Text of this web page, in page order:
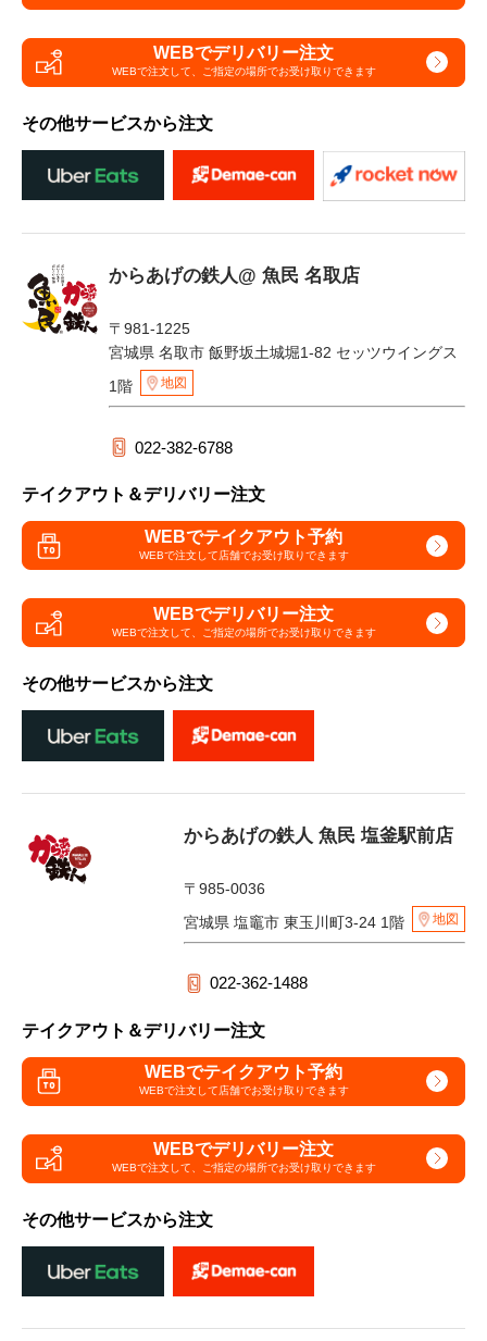
WEBでデリバリー注文
WEBで注文して、 ご指定の場所でお受け取りできます
その他サービスから注文
からあげの鉄人@ 魚民 名取店
〒981-1225
宮城県 名取市 飯野坂土城堀1-82 セッツウイングス
1階
地図
022-382-6788
テイクアウト＆デリバリー注文
WEBでテイクアウト予約
WEBで注文して店舗でお受け取りできます
WEBでデリバリー注文
WEBで注文して、 ご指定の場所でお受け取りできます
その他サービスから注文
からあげの鉄人 魚民 塩釜駅前店
〒985-0036
宮城県 塩竈市 東玉川町3-24 1階
地図
022-362-1488
テイクアウト＆デリバリー注文
WEBでテイクアウト予約
WEBで注文して店舗でお受け取りできます
WEBでデリバリー注文
WEBで注文して、 ご指定の場所でお受け取りできます
その他サービスから注文